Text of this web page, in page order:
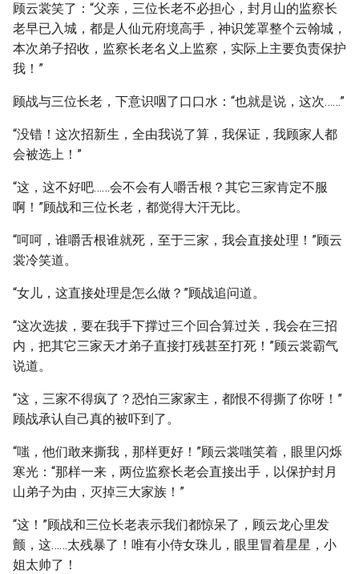
顾云裳笑了：“父亲，三位长老不必担心，封月山的监察长
老早已入城，都是人仙元府境高手，神识笼罩整个云翰城，
本次弟子招收，监察长老名义上监察，实际上主要负责保护
我！”
顾战与三位长老，下意识咽了口口水：“也就是说，这次……”
“没错！这次招新生，全由我说了算，我保证，我顾家人都
会被选上！”
“这，这不好吧……会不会有人嚼舌根？其它三家肯定不服
啊！”顾战和三位长老，都觉得大汗无比。
“呵呵，谁嚼舌根谁就死，至于三家，我会直接处理！”顾云
裳冷笑道。
“女儿，这直接处理是怎么做？”顾战追问道。
“这次选拔，要在我手下撑过三个回合算过关，我会在三招
内，把其它三家天才弟子直接打残甚至打死！”顾云裳霸气
说道。
“这，三家不得疯了？恐怕三家家主，都恨不得撕了你呀！”
顾战承认自己真的被吓到了。
“嗤，他们敢来撕我，那样更好！”顾云裳嗤笑着，眼里闪烁
寒光：“那样一来，两位监察长老会直接出手，以保护封月
山弟子为由，灭掉三大家族！”
“这！”顾战和三位长老表示我们都惊呆了，顾云龙心里发
颤，这……太残暴了！唯有小侍女珠儿，眼里冒着星星，小
姐太帅了！